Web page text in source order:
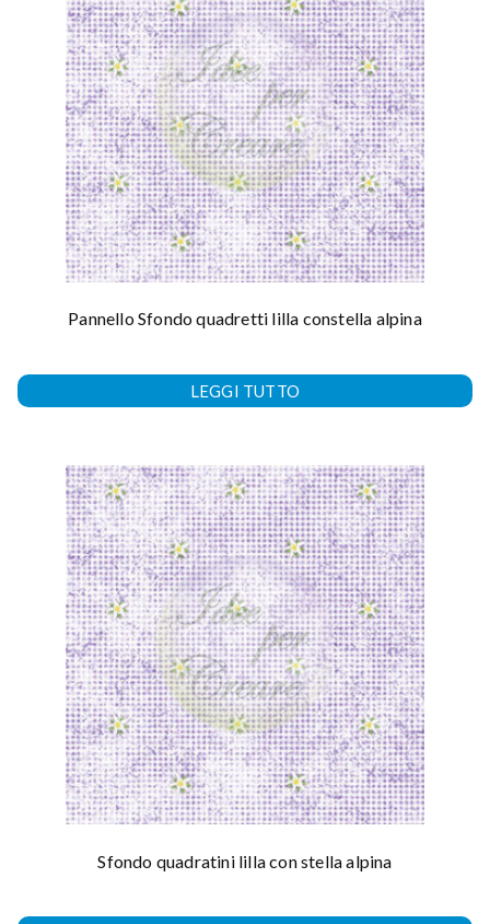
Pannello Sfondo quadretti lilla constella alpina
LEGGI TUTTO
Sfondo quadratini lilla con stella alpina